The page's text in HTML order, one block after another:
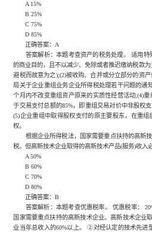
A 15%
B 25%
C 75%
D 85%
正确答案：A
答案解析：本题考查资产的税务处理。 适用特
的商业目的，且不以减少、免除或者推迟缴纳税款
避税而故意为之);(2)被收购、合并或分立部分的资
局关于企业重组业务企业所得税处理若干问题的通
个月内不改变重组资产原来的实质性经营活动;(4)
于交易支付总额的85%，即重组交易对价中非股权
(5)企业重组中取得股权支付的原主要股东，在重
权。
根据企业所得税法，国家需要重点扶持的高新技
税。但高新技术企业取得的高新技术产品(服务)收入
A 50%
B 60%
C 70%
D 80%
正确答案：B
答案解析：本题考查优惠税率。 优惠税率：
国家需要重点扶持的高新技术企业。高新技术企业
业当年总收入的60%以上。 ②对经认定的技术先进